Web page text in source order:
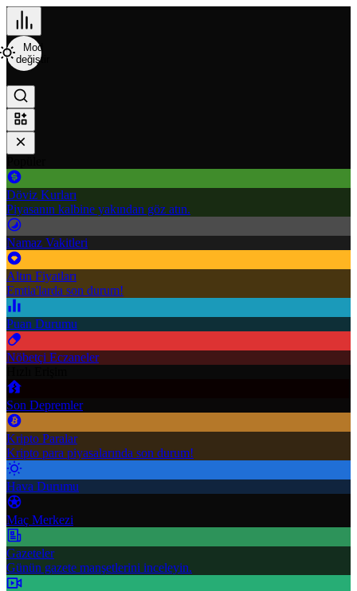
Mod
değiştir
Döviz Kurları
Piyasanın kalbine yakından göz atın.
Namaz Vakitleri
Altın Fiyatları
Emtia'larda son durum!
Puan Durumu
Nöbetçi Eczaneler
Son Depremler
Kripto Paralar
Kripto para piyasalarında son durum!
Hava Durumu
Maç Merkezi
Gazeteler
Günün gazete manşetlerini inceleyin.